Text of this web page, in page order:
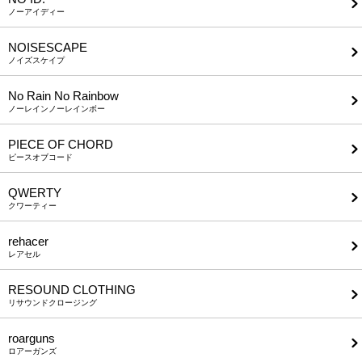
ノーアイディー
NOISESCAPE
ノイズスケイプ
No Rain No Rainbow
ノーレインノーレインボー
PIECE OF CHORD
ピースオブコード
QWERTY
クワーティー
rehacer
レアセル
RESOUND CLOTHING
リサウンドクロージング
roarguns
ロアーガンズ